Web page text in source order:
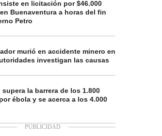
en licitación por $46.000
Buenaventura a horas del fin
Petro
murió en accidente minero en
investigan las causas
supera la barrera de los 1.800
ébola y se acerca a los 4.000